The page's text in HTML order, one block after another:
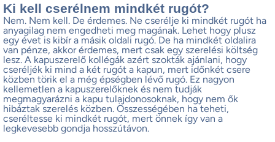
Ki kell cserélnem mindkét rugót?
Nem. Nem kell. De érdemes. Ne cserélje ki mindkét rugót ha
anyagilag nem engedheti meg magának. Lehet hogy plusz
egy évet is kibír a másik oldali rugó. De ha mindkét oldalira
van pénze, akkor érdemes, mert csak egy szerelési költség
lesz. A kapuszerelő kollégák azért szokták ajánlani, hogy
cseréljék ki mind a két rugót a kapun, mert időnkét csere
közben törik el a még épségben lévő rugó. Ez nagyon
kellemetlen a kapuszerelőknek és nem tudják
megmagyarázni a kapu tulajdonosoknak, hogy nem ők
hibáztak szerelés közben. Összességében ha teheti,
cseréltesse ki mindkét rugót, mert önnek így van a
legkevesebb gondja hosszútávon.